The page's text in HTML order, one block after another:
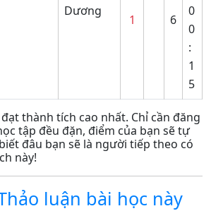
Dương
1 6
0
0
:
1
5
thành tích cao nhất. Chỉ cần đăng
tập đều đặn, điểm của bạn sẽ tự
đâu bạn sẽ là người tiếp theo có
này!
luận bài học này